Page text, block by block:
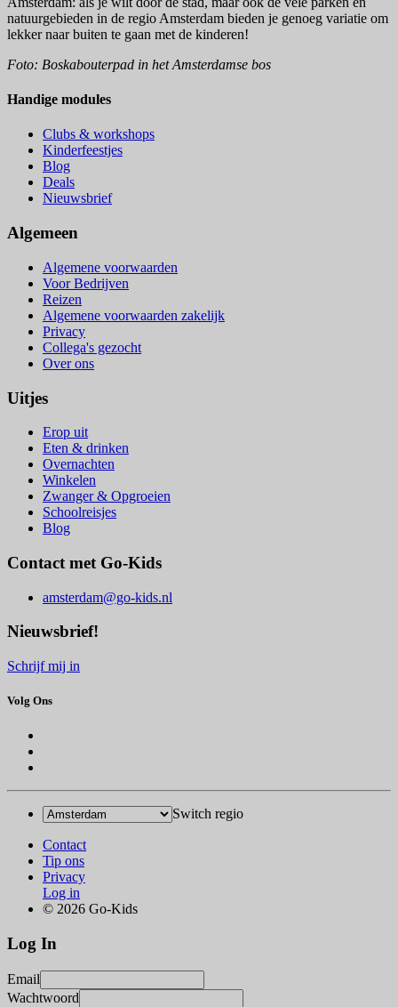
natuurgebieden in de regio Amsterdam bieden je genoeg variatie om
lekker naar buiten te gaan met de kinderen!
Foto: Boskabouterpad in het Amsterdamse bos
Handige modules
Clubs & workshops
Kinderfeestjes
Blog
Deals
Nieuwsbrief
Algemeen
Algemene voorwaarden
Voor Bedrijven
Reizen
Algemene voorwaarden zakelijk
Privacy
Collega's gezocht
Over ons
Uitjes
Erop uit
Eten & drinken
Overnachten
Winkelen
Zwanger & Opgroeien
Schoolreisjes
Blog
Contact met Go-Kids
amsterdam@go-kids.nl
Nieuwsbrief!
Schrijf mij in
Volg Ons
Switch regio
Contact
Tip ons
Privacy
Log in
© 2026 Go-Kids
Log In
Email
Wachtwoord